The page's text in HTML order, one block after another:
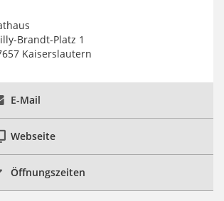
Brandt-Platz 1
Kaiserslautern
E-Mail
Webseite
Öffnungszeiten